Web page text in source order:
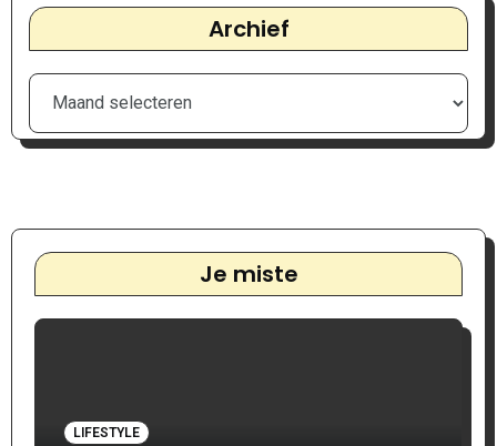
Archief
Je miste
LIFESTYLE